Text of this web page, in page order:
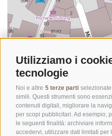
Utilizziamo i
tecnologie
Noi e altre 5 terze parti
simili. Questi strumenti sono
contenuti digitali, migliorare la
per scopi pubblicitari. Ad esempio,
le seguenti finalità: archiviare
accedervi, utilizzare dati limitati